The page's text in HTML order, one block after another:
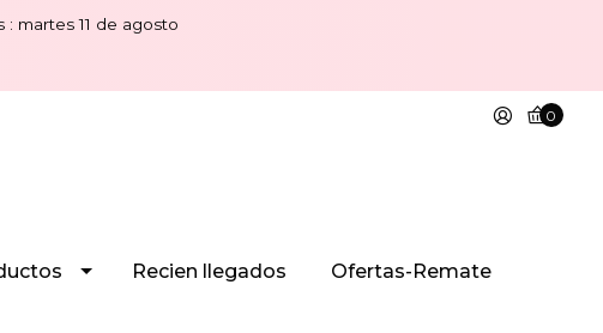
martes 11 de agosto
0
Recien llegados Ofertas-Remate